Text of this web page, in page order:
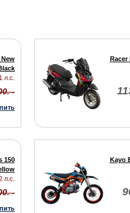
New
л.с.
-
Racer
150
л.с.
-
Kayo